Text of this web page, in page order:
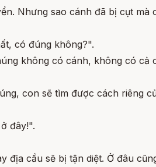
Nhưng sao cánh đã bị cụt mà
có đúng không?".
không có cánh, không có cả
con sẽ tìm được cách riêng
đây!".
địa cầu sẽ bị tận diệt. Ở đâu